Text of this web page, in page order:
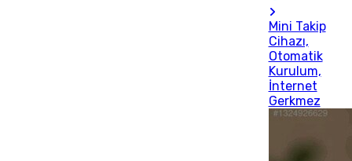
Mini Takip
Cihazı,
Otomatik
Kurulum,
İnternet
Gerkmez